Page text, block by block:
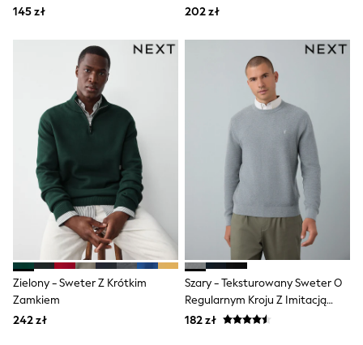
Gilets
Fleeces
Teddy Borg
Puffers
Snowsuits
Shop all
Disney
Marvel
Paw Patrol
Peppa Pig
Gaming
Spider man
All Girls Sportwear
New In
Trainers
Hoodies & Sweatshirts
145 zł
202 zł
Zielony - Sweter Z Krótkim
Zamkiem
242 zł
Szary - Teksturowany Sweter O
Regularnym Kroju Z Imitacją
Koszuli Oxford
182 zł